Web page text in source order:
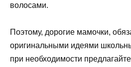
волосами.
Поэтому, дорогие мамочки,
оригинальными идеями
при необходимости